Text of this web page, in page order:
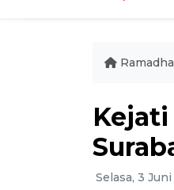
Selasa, 3